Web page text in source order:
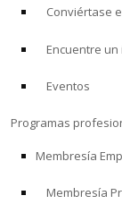
Conviértase
Encuentre un
Eventos
Programas
Membresía
Membresía